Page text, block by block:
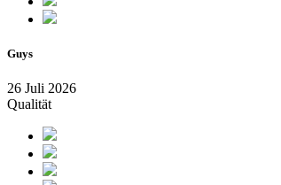
Guys
26 Juli 2026
Qualität